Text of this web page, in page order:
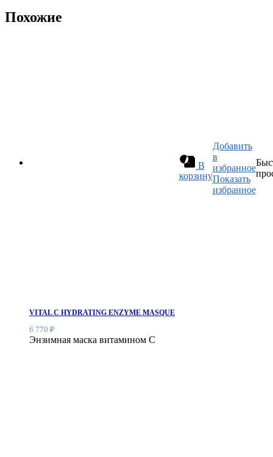
Похожие
В
корзину
Добавить
в
избранное
Показать
избранное
VITAL C HYDRATING ENZYME MASQUE
6 770 ₽
Энзимная маска витамином С